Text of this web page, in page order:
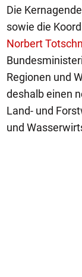
Die
sowie die
Norbert
Regionen und
deshalb einen
Land- und
und